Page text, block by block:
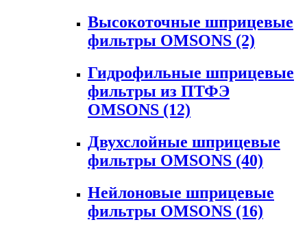
Высокоточные шприцевые
фильтры OMSONS (2)
Гидрофильные шприцевые
фильтры из ПТФЭ
OMSONS (12)
Двухслойные шприцевые
фильтры OMSONS (40)
Нейлоновые шприцевые
фильтры OMSONS (16)